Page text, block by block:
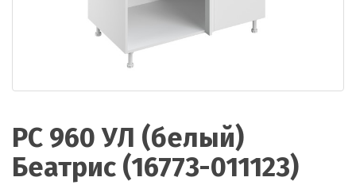
РС 960 УЛ (белый)
Беатрис (16773-011123)